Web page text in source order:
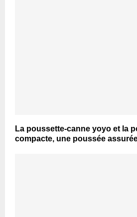
La poussette-canne yoyo et la
compacte, une poussée